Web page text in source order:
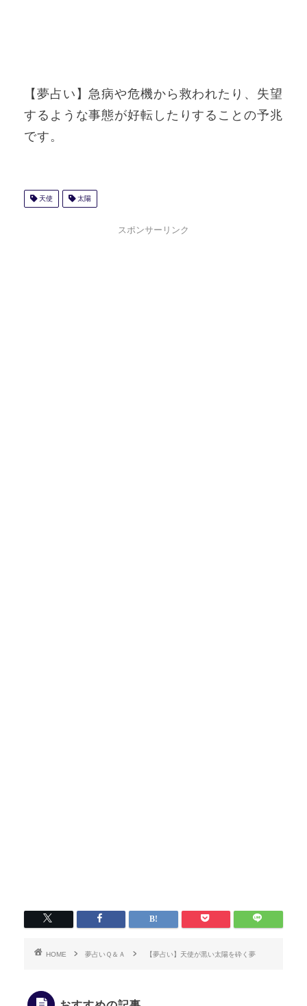
【夢占い】急病や危機から救われたり、失望
するような事態が好転したりすることの予兆
です。
天使 太陽
スポンサーリンク
HOME 夢占いＱ＆Ａ 【夢占い】天使が黒い太陽を砕く夢